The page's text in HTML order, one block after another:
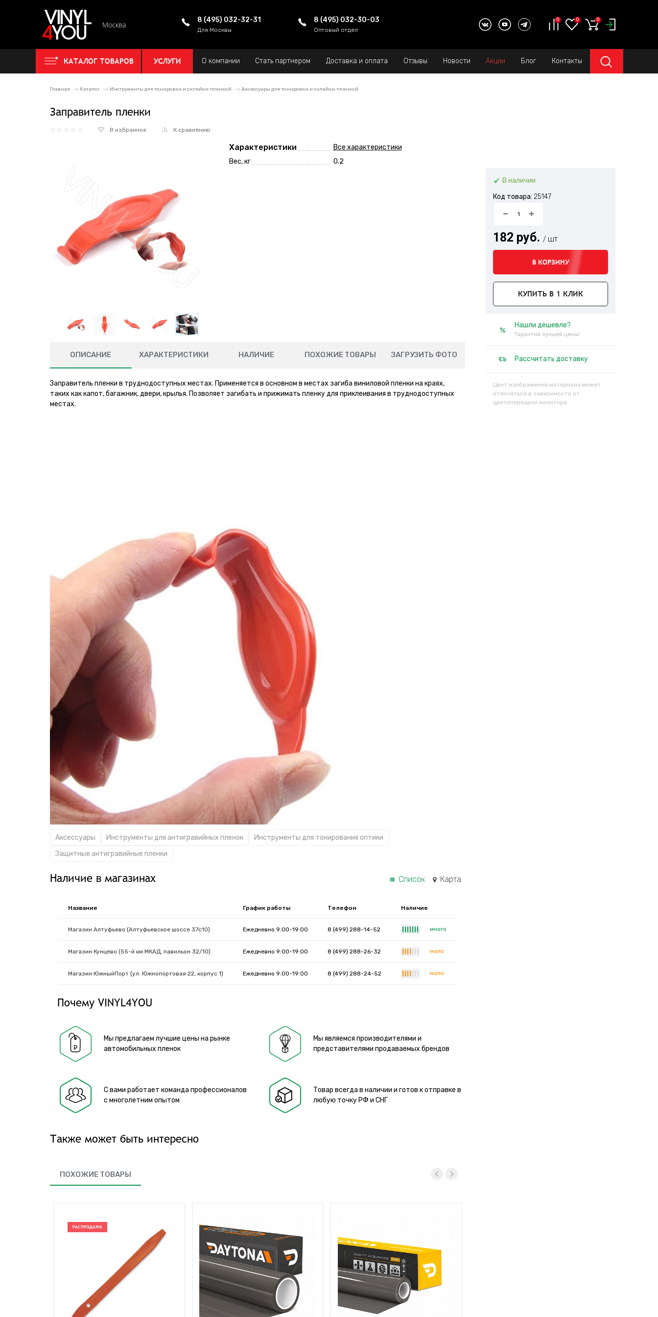
Москва
8 (495) 032-32-31
Для Москвы
8 (495) 032-30-03
Оптовый отдел
0 0 0
КАТАЛОГ ТОВАРОВ УСЛУГИ О компании Стать партнером Доставка и оплата Отзывы Новости Акции Блог Контакты
Главная Каталог Инструменты для тонировки и оклейки пленкой Аксессуары для тонировки и оклейки пленкой
Заправитель пленки
В избранное К сравнению
Характеристики
Все характеристики
Вес, кг
0.2
В наличии
Код товара: 25147
182 руб. / шт
В КОРЗИНУ
КУПИТЬ В 1 КЛИК
Нашли дешевле?
Гарантия лучшей цены!
Рассчитать доставку
Цвет изображений материала может
отличаться в зависимости от
цветопередачи монитора.
ОПИСАНИЕ ХАРАКТЕРИСТИКИ НАЛИЧИЕ ПОХОЖИЕ ТОВАРЫ ЗАГРУЗИТЬ ФОТО
Заправитель пленки в труднодоступных местах. Применяется в основном в местах загиба виниловой пленки на краях,
таких как капот, багажник, двери, крылья. Позволяет загибать и прижимать пленку для приклеивания в труднодоступных
местах.
Аксессуары Инструменты для антигравийных пленок
Инструменты для тонирования оптики
Защитные антигравийные пленки
Наличие в магазинах Список Карта
Название График работы Телефон Наличие
Магазин Алтуфьево (Алтуфьевское шоссе 37с10) Ежедневно 9:00-19:00 8 (499) 288-14-52 много
Магазин Кунцево (55-й км МКАД, павильон 32/10) Ежедневно 9:00-19:00 8 (499) 288-26-32 мало
Магазин ЮжныйПорт (ул. Южнопортовая 22, корпус 1) Ежедневно 9:00-19:00 8 (499) 288-24-52 мало
Почему VINYL4YOU
Мы предлагаем лучшие цены на рынке
автомобильных пленок
Мы являемся производителями и
представителями продаваемых брендов
С вами работает команда профессионалов
с многолетним опытом
Товар всегда в наличии и готов к отправке в
любую точку РФ и СНГ
Также может быть интересно
ПОХОЖИЕ ТОВАРЫ
РАСПРОДАЖА